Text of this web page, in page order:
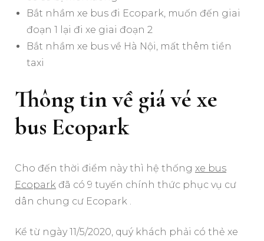
Bắt nhầm xe bus đi Ecopark, muốn đến giai
đoạn 1 lại đi xe giai đoạn 2
Bắt nhầm xe bus về Hà Nội, mất thêm tiền
taxi
Thông tin về giá vé xe
bus Ecopark
Cho đến thời điểm này thì hệ thống xe bus
Ecopark đã có 9 tuyến chính thức phục vụ cư
dân chung cư Ecopark .
Kể từ ngày 11/5/2020, quý khách phải có thẻ xe